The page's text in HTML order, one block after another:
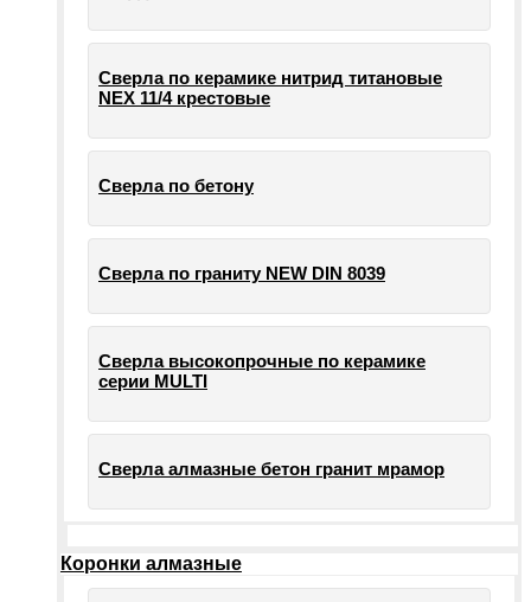
Сверла по керамике нитрид титановые
NEX 11/4 крестовые
Сверла по бетону
Сверла по граниту NEW DIN 8039
Сверла высокопрочные по керамике
серии MULTI
Сверла алмазные бетон гранит мрамор
Коронки алмазные